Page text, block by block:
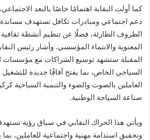
كما أولت النقابة اهتمامًا خاصًا بالبعد
دعم اجتماعي ومبادرات تكافل تستهدف مساندة
الظروف الطارئة، فضلًا عن تنظيم أنشطة ثقافية
المعنوية والانتماء المؤسسي. وأشار رئيس
المقبلة ستشهد توسيع الشراكات مع مؤسسات
السياحي الخاص، بما يفتح آفاقًا جديدة
العاملين بالصوت والضوء والتنمية السياحية
صناعة السياحة الوطنية.
ويأتي هذا الحراك النقابي في سياق رؤية
وتحقيق استدامة مهنية واجتماعية للعاملين،